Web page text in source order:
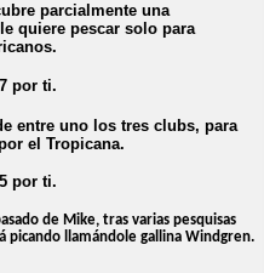
parcialmente una
quiere pescar solo para
entre uno los tres clubs, para
el Tropicana.
de Mike, tras varias pesquisas
picando llamándole gallina Windgren.